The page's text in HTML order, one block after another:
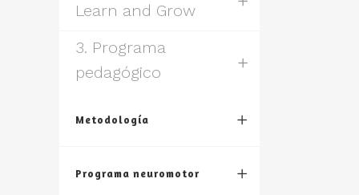
Learn and Grow
3. Programa
pedagógico
Metodología
Programa neuromotor